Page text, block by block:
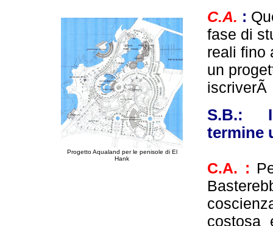
Progetto Aqualand per le penisole di El
Hank
C.A. :
fase di
reali fino
un
iscriverÃ
S.B.: Il
termine
C.A. :
costosa